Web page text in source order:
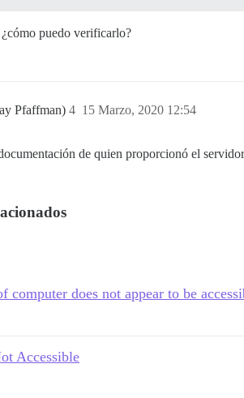
puedo verificarlo?
Pfaffman) 15 Marzo, 2020 12:54
4
de quien proporcionó el
computer does not appear to be
Accessible